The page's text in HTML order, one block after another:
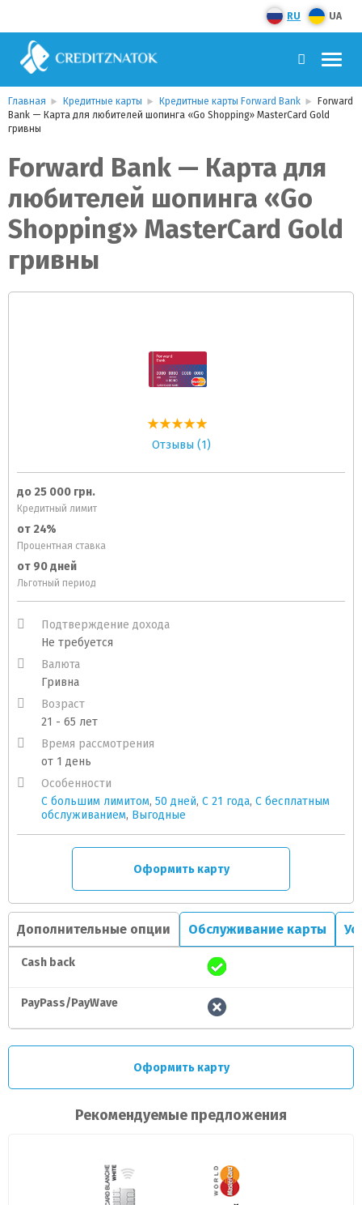
RU UA
Главная Кредитные карты Кредитные карты Forward Bank
Forward
Bank — Карта для любителей шопинга «Go Shopping» MasterCard Gold
гривны
Forward Bank — Карта для
любителей шопинга «Go
Shopping» MasterCard Gold
гривны
Отзывы (1)
до 25 000 грн.
Кредитный лимит
от 24%
Процентная ставка
от 90 дней
Льготный период
Подтверждение дохода
Не требуется
Валюта
Гривна
Возраст
21 - 65 лет
Время рассмотрения
от 1 день
Особенности
С большим лимитом, 50 дней, С 21 года, С бесплатным
обслуживанием, Выгодные
Оформить карту
Дополнительные опции Обслуживание карты
Cash back
PayPass/PayWave
Оформить карту
Рекомендуемые предложения